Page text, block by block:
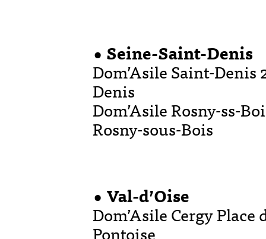
• Seine-Saint-Denis
Dom’Asile Saint-
Denis
Dom’Asile Rosny-ss-
Rosny-sous-Bois
• Val-d’Oise
Dom’Asile Cergy Place
Pontoise